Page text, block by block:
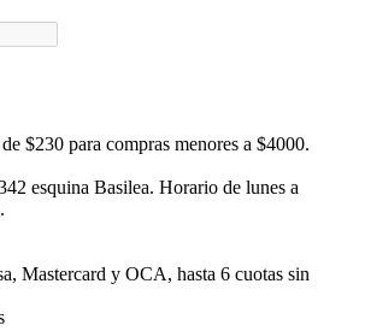
$230 para compras menores a $4000.
esquina Basilea. Horario de lunes a
Mastercard y OCA, hasta 6 cuotas sin